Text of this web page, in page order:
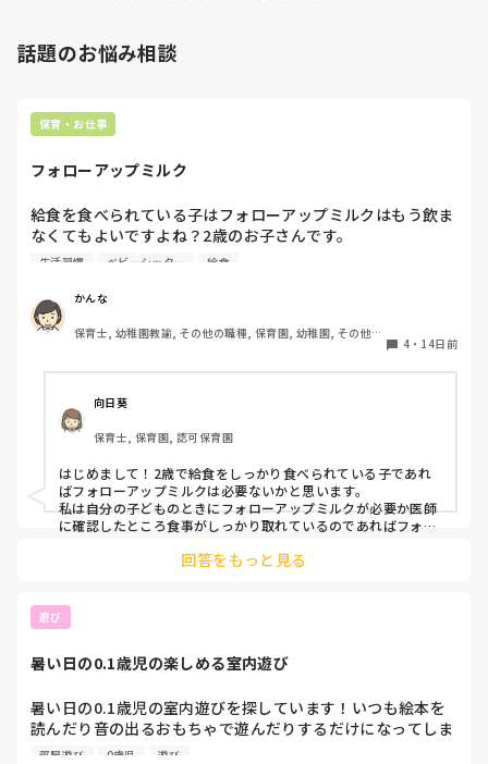
話題のお悩み相談
保育・お仕事
フォローアップミルク
給食を食べられている子はフォローアップミルクはもう飲ま
なくてもよいですよね？2歳のお子さんです。
ご家庭で毎日飲ませているのですが、いるのかなと。ご飯も
生活習慣 ベビーシッター 給食
かんな
保育士, 幼稚園教諭, その他の職種, 保育園, 幼稚園, その他の
4・ 14日前
向日葵
保育士, 保育園, 認可保育園
はじめまして！2歳で給食をしっかり食べられている子であれ
ばフォローアップミルクは必要ないかと思います。
私は自分の子どものときにフォローアップミルクが必要か医師
に確認したところ食事がしっかり取れているのであればフォロ
体重の増えなども見るのが1番いいのかもしれません！
回答をもっと見る
遊び
暑い日の0.1歳児の楽しめる室内遊び
暑い日の0.1歳児の室内遊びを探しています！いつも絵本を
読んだり音の出るおもちゃで遊んだりするだけになってしま
いマンネリ化しています。隙間時間でパッと準備ができて楽
部屋遊び 0歳児 遊び